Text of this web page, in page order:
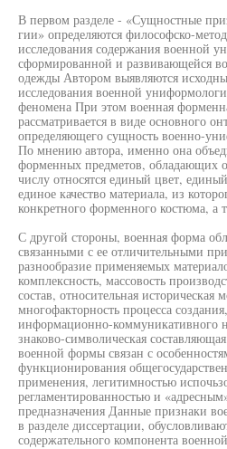
В первом разделе - «Сущностные
гии» определяются философско-
исследования содержания военной
сформированной и развивающейся
одежды Автором выявляются
исследования военной
феномена При этом военная
рассматривается в виде основного
определяющего сущность военно-
По мнению автора, именно она
форменных предметов,
числу относятся единый цвет,
единое качество материала, из
конкретного форменного костюма, а
С другой стороны, военная форма
связанными с ее отличительными
разнообразие применяемых
комплексность, массовость
состав, относительная историческая
многофакторность процесса
информационно-коммуникативного
знаково-символическая
военной формы связан с
функционирования
применения, легитимностью
регламентированностью и
предназначения Данные признаки
в разделе диссертации,
содержательного компонента